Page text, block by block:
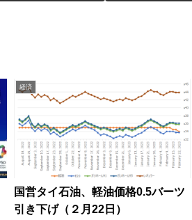
経済
国営タイ石油、軽油価格0.5バーツ
引き下げ（２月22日）